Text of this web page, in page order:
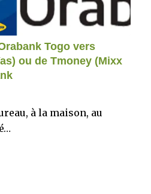
Togo vers
ou de Tmoney (Mixx
à la maison, au